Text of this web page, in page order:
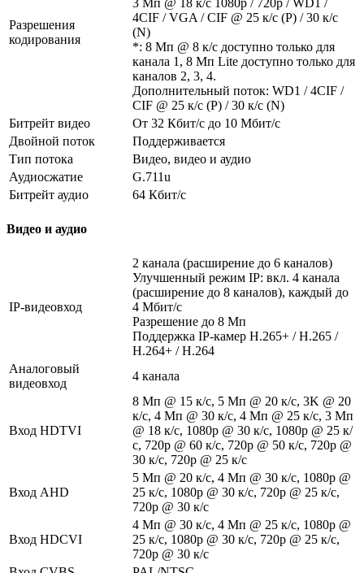
Разрешения
кодирования
4CIF / VGA / CIF @ 25 к/с (P) / 30 к/с
(N)
*: 8 Мп @ 8 к/с доступно только для
канала 1, 8 Мп Lite доступно только для
каналов 2, 3, 4.
Дополнительный поток: WD1 / 4CIF /
CIF @ 25 к/с (P) / 30 к/с (N)
Битрейт видео
От 32 Кбит/с до 10 Мбит/с
Двойной поток
Поддерживается
Тип потока
Видео, видео и аудио
Аудиосжатие
G.711u
Битрейт аудио
64 Кбит/с
Видео и аудио
IP-видеовход
2 канала (расширение до 6 каналов)
Улучшенный режим IP: вкл. 4 канала
(расширение до 8 каналов), каждый до
4 Мбит/с
Разрешение до 8 Мп
Поддержка IP-камер H.265+ / H.265 /
H.264+ / H.264
Аналоговый
видеовход
4 канала
Вход HDTVI
8 Мп @ 15 к/с, 5 Мп @ 20 к/с, 3K @ 20
к/с, 4 Мп @ 30 к/с, 4 Мп @ 25 к/с, 3 Мп
@ 18 к/с, 1080p @ 30 к/с, 1080p @ 25 к/
с, 720p @ 60 к/с, 720p @ 50 к/с, 720p @
30 к/с, 720p @ 25 к/с
Вход AHD
5 Мп @ 20 к/с, 4 Мп @ 30 к/с, 1080p @
25 к/с, 1080p @ 30 к/с, 720p @ 25 к/с,
720p @ 30 к/с
Вход HDCVI
4 Мп @ 30 к/с, 4 Мп @ 25 к/с, 1080p @
25 к/с, 1080p @ 30 к/с, 720p @ 25 к/с,
720p @ 30 к/с